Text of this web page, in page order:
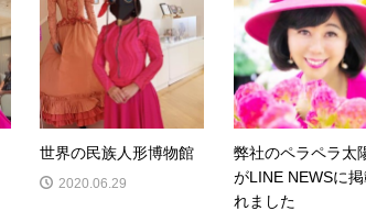
世界の民族人形博物館
2020.06.29
弊社のペラペラ太
がLINE NEWSに掲
れました